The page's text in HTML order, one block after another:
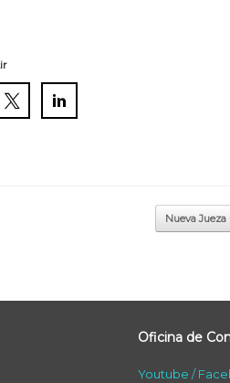
Nueva Jueza
Oficina de
Youtube /